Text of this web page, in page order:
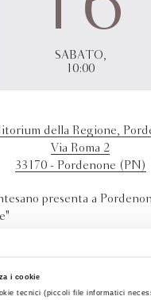
i cookie
tecnici (piccoli file informatici
SABATO,
10:00
della Regione,
Via Roma 2
33170 - Pordenone (PN)
presenta a